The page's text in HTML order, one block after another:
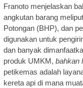
Franoto menjelaskan
angkutan barang
Potongan (BHP), dan
digunakan untuk
dan banyak
produk UMKM, bahkan
petikemas adalah
kereta api di mana